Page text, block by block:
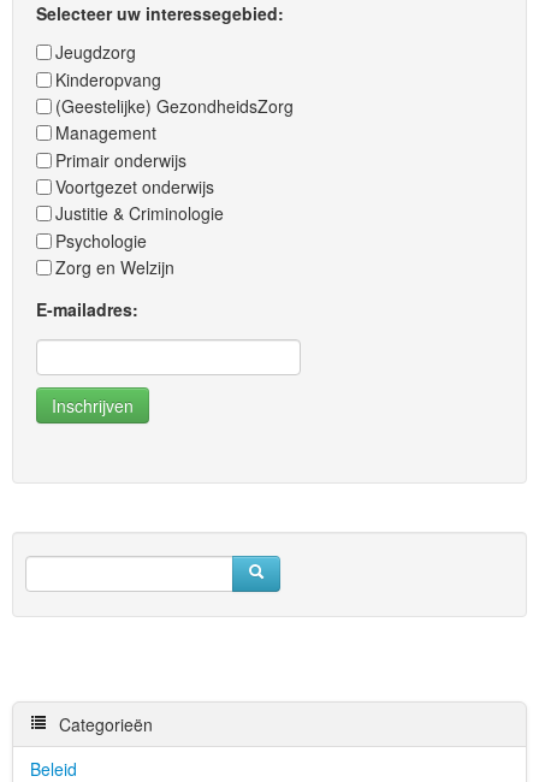
Selecteer uw interessegebied:
Jeugdzorg
Kinderopvang
(Geestelijke) GezondheidsZorg
Management
Primair onderwijs
Voortgezet onderwijs
Justitie & Criminologie
Psychologie
Zorg en Welzijn
E-mailadres:
Categorieën
Beleid